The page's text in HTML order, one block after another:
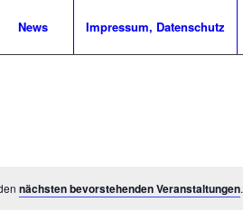
News Impressum, Datenschutz
nächsten bevorstehenden Veranstaltungen.